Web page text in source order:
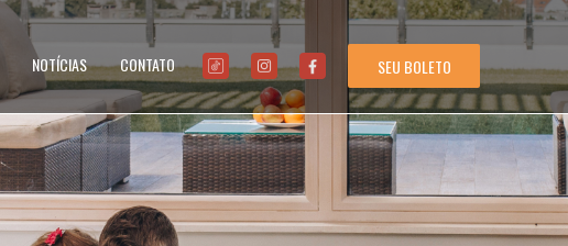
NOTÍCIAS CONTATO SEU BOLETO